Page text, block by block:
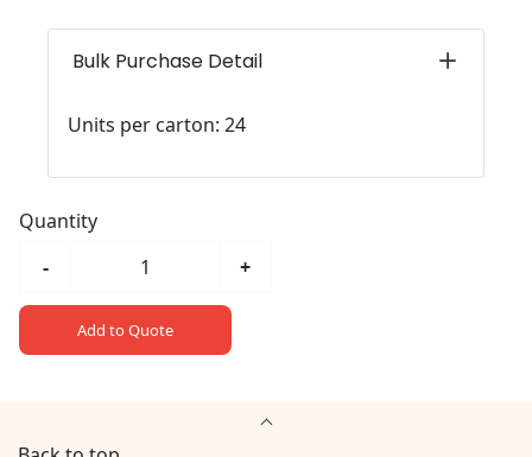
Bulk Purchase Detail
Units per carton: 24
Quantity
-
+
Add to Quote